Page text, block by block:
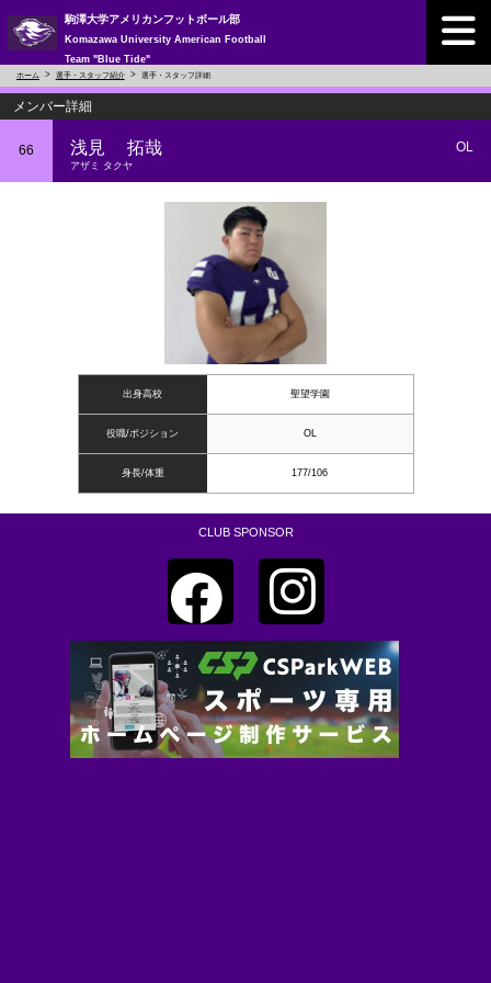
駒澤大学アメリカンフットボール部
Komazawa University American Football
Team "Blue Tide"
ホーム 選手・スタッフ紹介 選手・スタッフ詳細
メンバー詳細
66 浅見 拓哉
アザミ タクヤ
OL
出身高校 聖望学園
役職/ポジション OL
身長/体重 177/106
CLUB SPONSOR